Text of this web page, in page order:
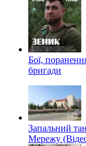
Бої,
бригади
Запальний
Мережу